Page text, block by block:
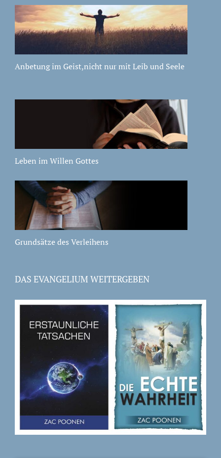
Anbetung im Geist,nicht nur mit Leib und Seele
Leben im Willen Gottes
Grundsätze des Verleihens
DAS EVANGELIUM WEITERGEBEN